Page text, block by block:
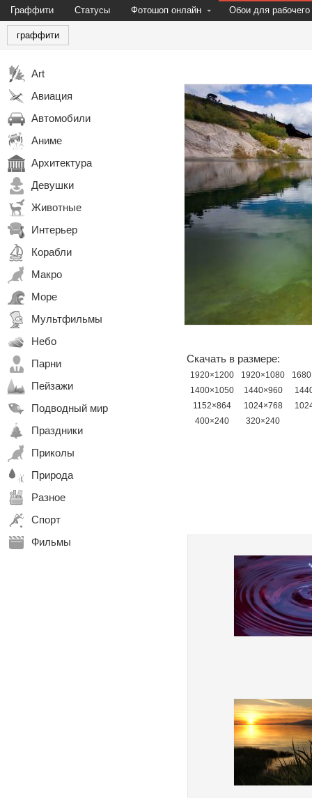
Граффити Статусы Фотошоп онлайн Обои для рабочего
граффити
Art
Авиация
Автомобили
Аниме
Архитектура
Девушки
Животные
Интерьер
Корабли
Макро
Море
Мультфильмы
Небо
Парни
Пейзажи
Подводный мир
Праздники
Приколы
Природа
Разное
Спорт
Фильмы
Скачать в размере:
1920×1200 1920×1080
1400×1050
1440×960
1152×864
1024×768
400×240
320×240